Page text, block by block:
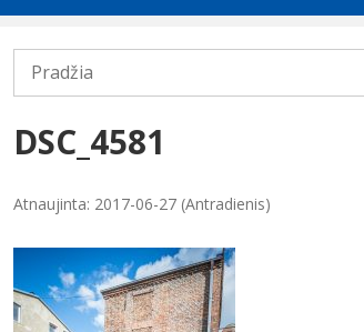
Pradžia
DSC_4581
Atnaujinta: 2017-06-27 (Antradienis)